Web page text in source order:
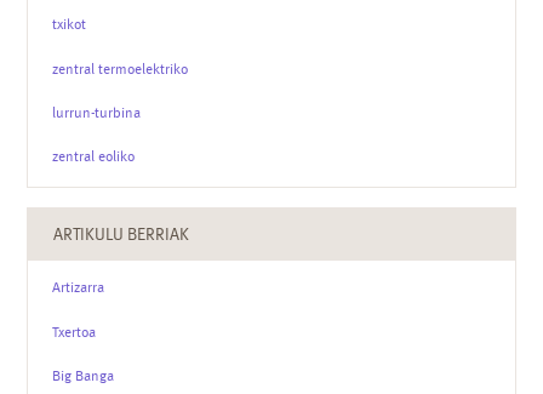
txikot
zentral termoelektriko
lurrun-turbina
zentral eoliko
ARTIKULU BERRIAK
Artizarra
Txertoa
Big Banga